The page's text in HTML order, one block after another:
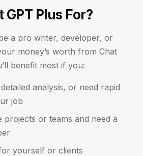
Plus For?
a pro writer, developer, or
money’s worth from Chat
benefit most if you:
analysis, or need rapid
job
projects or teams and need a
yourself or clients